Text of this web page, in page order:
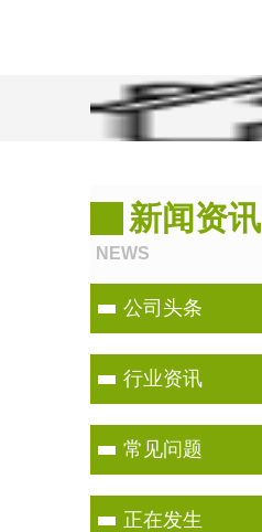
新闻资讯
NEWS
公司头条
行业资讯
常见问题
正在发生